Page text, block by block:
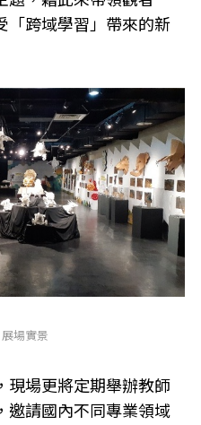
「跨域學習」帶來的新
場實景
現場更將定期舉辦教師
邀請國內不同專業領域